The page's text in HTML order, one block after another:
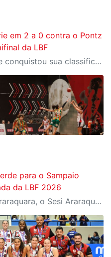
em 2 a 0 contra o Pontz
da LBF
O SESI Araraquara Basquete conquistou sua classificação para a semifinal da LBF 2026. Após vencer o Pontz São José Basketball no último domingo, o time feminino fechou a série das quartas de final em 2 a 0 e avança na competição nacional.
para o Sampaio
da LBF 2026
Em partida disputada em Araraquara, o Sesi Araraquara foi superado pelo Sampaio Basquete por 61 a 48, pela penúltima partida da LBF.